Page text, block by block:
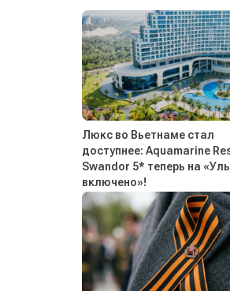
Люкс во Вьетнаме стал
доступнее: Aquamarine
Swandor 5* теперь на
включено»!